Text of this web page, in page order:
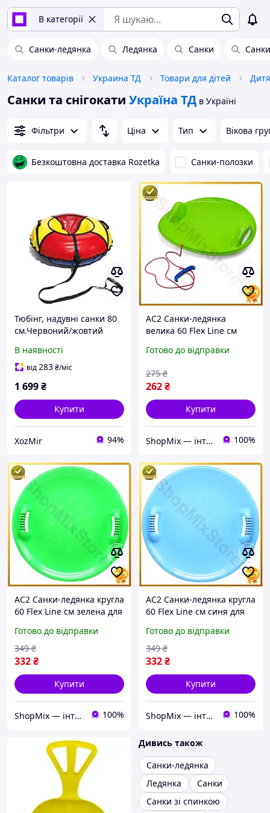
В категорії
Санки-ледянка Ледянка Санки
Каталог товарів Украина ТД Товари для дітей
Санки та снігокати Україна ТД в Україні
Фільтри Ціна Тип Вікова
Безкоштовна доставка Rozetka Санки-полозки
Тюбінг, надувні санки 80
см.Червоний/жовтий
В наявності
від283₴/міс
1 699₴
Купити
ХоzMir 94%
AC2 Санки-ледянка
велика 60 Flex Line см
активних зимових
пластикови DE
Готово до відправки
262₴
275 ₴
Купити
ShopMix — інтернет-магазин сумок та аксесуарів 100%
AC2 Санки-ледянка кругла
60 Flex Line см зелена для
катання на снігу MOD58L
DE
Готово до відправки
332₴
349 ₴
Купити
ShopMix — інтернет-магазин сумок та аксесуарів 100%
AC2 Санки-ледянка кругла
60 Flex Line см синя для
катання на снігу MOD58L
DE
Готово до відправки
332₴
349 ₴
Купити
ShopMix — інтернет-магазин сумок та аксесуарів 100%
Дивись також
Санки-ледянка
Ледянка
Санки
Санки зі спинкою